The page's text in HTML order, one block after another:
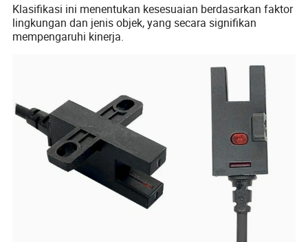
Klasifikasi ini menentukan kesesuaian berdasarkan faktor
lingkungan dan jenis objek, yang secara signifikan
mempengaruhi kinerja.